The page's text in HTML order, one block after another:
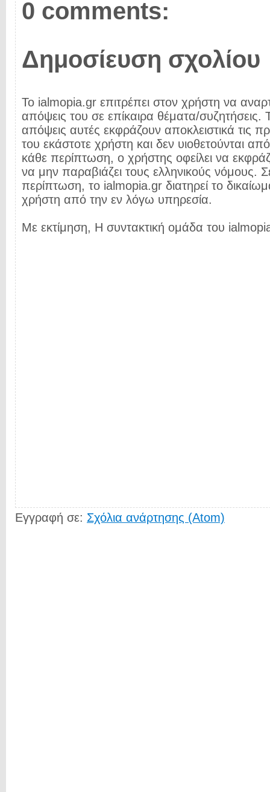
0 comments:
Δημοσίευση σχολίου
Το ialmopia.gr επιτρέπει στον χρήστη να
απόψεις του σε επίκαιρα θέματα/συζητήσεις.
απόψεις αυτές εκφράζουν αποκλειστικά τις
του εκάστοτε χρήστη και δεν υιοθετούνται
κάθε περίπτωση, ο χρήστης οφείλει να
να μην παραβιάζει τους ελληνικούς νόμους.
περίπτωση, το ialmopia.gr διατηρεί το
χρήστη από την εν λόγω υπηρεσία.
Με εκτίμηση, Η συντακτική ομάδα του
Εγγραφή σε: Σχόλια ανάρτησης (Atom)